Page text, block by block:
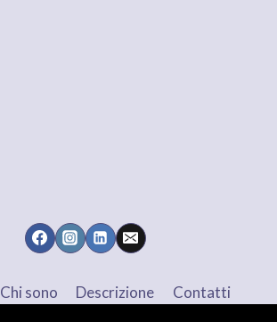
Chi sono Descrizione Contatti